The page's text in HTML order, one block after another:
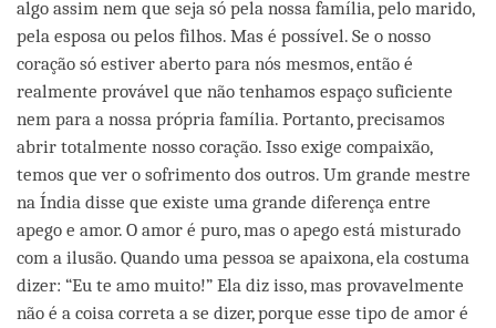
algo assim nem que seja só pela nossa família, pelo marido,
pela esposa ou pelos filhos. Mas é possível. Se o nosso
coração só estiver aberto para nós mesmos, então é
realmente provável que não tenhamos espaço suficiente
nem para a nossa própria família. Portanto, precisamos
abrir totalmente nosso coração. Isso exige compaixão,
temos que ver o sofrimento dos outros. Um grande mestre
na Índia disse que existe uma grande diferença entre
apego e amor. O amor é puro, mas o apego está misturado
com a ilusão. Quando uma pessoa se apaixona, ela costuma
dizer: “Eu te amo muito!” Ela diz isso, mas provavelmente
não é a coisa correta a se dizer, porque esse tipo de amor é